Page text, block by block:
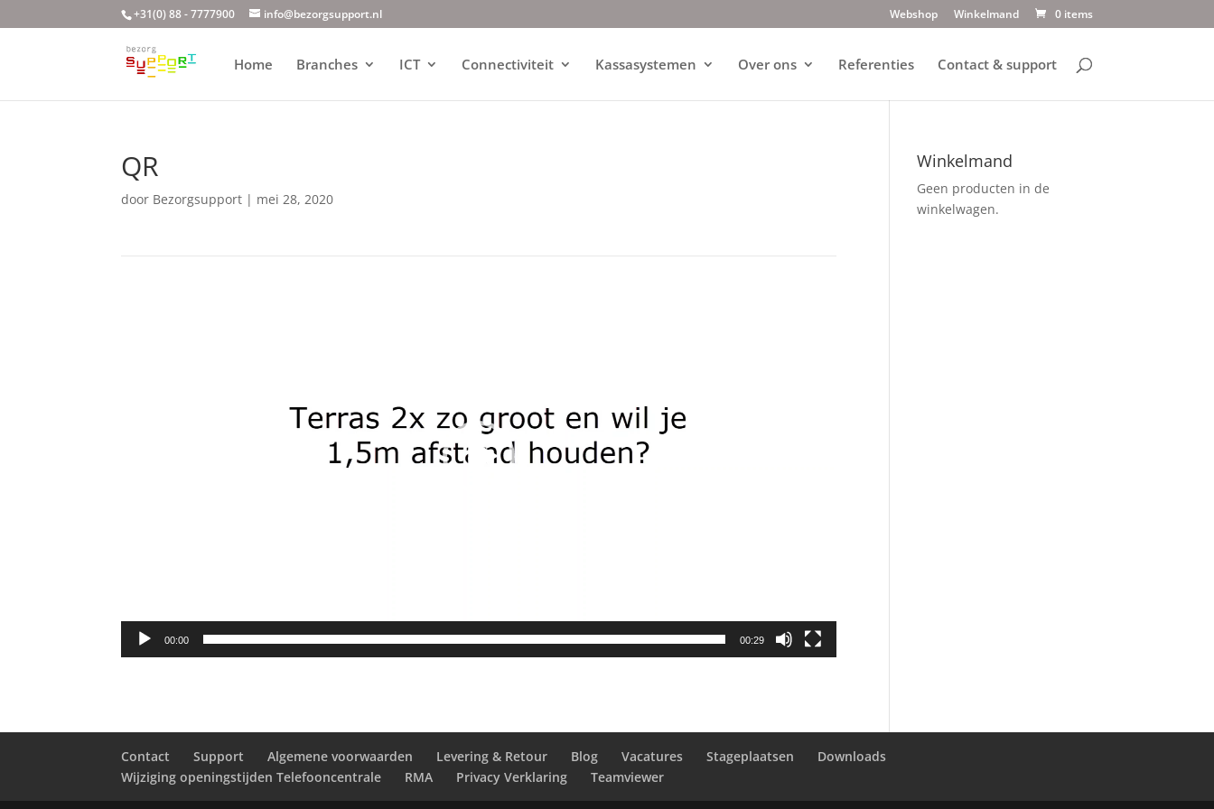
+31(0) 88 - 7777900 info@bezorgsupport.nl Webshop Winkelmand 0 items
Home Branches ICT Connectiviteit Kassasystemen Over ons Referenties Contact & support
QR
door Bezorgsupport | mei 28, 2020
00:00 00:29
Winkelmand
Geen producten in de
winkelwagen.
Contact Support Algemene voorwaarden Levering & Retour Blog Vacatures Stageplaatsen
Downloads
Wijziging openingstijden Telefooncentrale
RMA Privacy Verklaring Teamviewer